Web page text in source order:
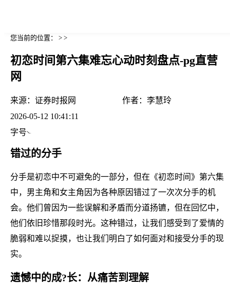
您当前的位置： > >
初恋时间第六集难忘心动时刻盘点-pg直营
网
来源： 证券时报网 作者： 李慧玲
2026-05-12 10:41:11
字号
错过的分手
分手是初恋中不可避免的一部分，但在《初恋时间》第六集
中，男主角和女主角因为各种原因错过了一次次分手的机
会。他们曾因为一些误解和矛盾而分道扬镳，但在回忆中，
他们依旧珍惜那段时光。这种错过，让我们感受到了爱情的
脆弱和难以捉摸，也让我们明白了如何面对和接受分手的现
实。
遗憾中的成?长：从痛苦到理解